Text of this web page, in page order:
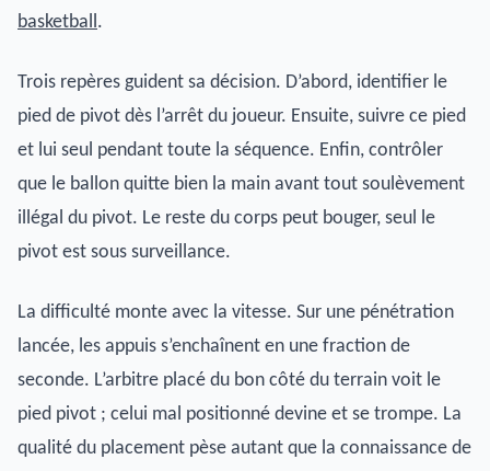
basketball.
Trois repères guident sa décision. D’abord, identifier le
pied de pivot dès l’arrêt du joueur. Ensuite, suivre ce pied
et lui seul pendant toute la séquence. Enfin, contrôler
que le ballon quitte bien la main avant tout soulèvement
illégal du pivot. Le reste du corps peut bouger, seul le
pivot est sous surveillance.
La difficulté monte avec la vitesse. Sur une pénétration
lancée, les appuis s’enchaînent en une fraction de
seconde. L’arbitre placé du bon côté du terrain voit le
pied pivot ; celui mal positionné devine et se trompe. La
qualité du placement pèse autant que la connaissance de